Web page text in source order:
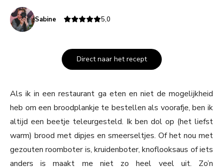
Sabine 5,0
Direct naar het recept
Als ik in een restaurant ga eten en niet de mogelijkheid
heb om een broodplankje te bestellen als voorafje, ben ik
altijd een beetje teleurgesteld. Ik ben dol op (het liefst
warm) brood met dipjes en smeerseltjes. Of het nou met
gezouten roomboter is, kruidenboter, knoflooksaus of iets
anders is maakt me niet zo heel veel uit. Zo’n